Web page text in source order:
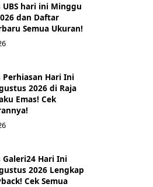
UBS hari ini Minggu
dan Daftar
Semua Ukuran!
Perhiasan Hari Ini
2026 di Raja
Emas! Cek
Galeri24 Hari Ini
2026 Lengkap
Cek Semua